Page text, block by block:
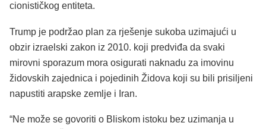
cionističkog entiteta.
Trump je podržao plan za rješenje sukoba uzimajući u
obzir izraelski zakon iz 2010. koji predviđa da svaki
mirovni sporazum mora osigurati naknadu za imovinu
židovskih zajednica i pojedinih Židova koji su bili prisiljeni
napustiti arapske zemlje i Iran.
“Ne može se govoriti o Bliskom istoku bez uzimanja u